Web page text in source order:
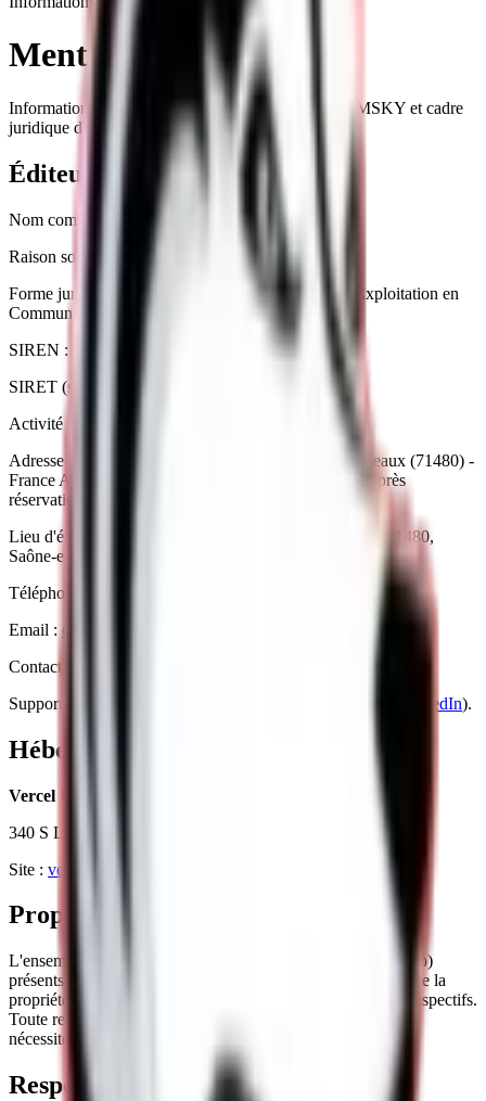
Mentions légales
Informations réglementaires de l'élevage Royal POMSKY et cadre
juridique d'utilisation du site.
Éditeur du site
Nom commercial :
Royal POMSKY
Raison sociale :
ELEVAGE ROYAL
Forme juridique :
GAEC (Groupement Agricole d'Exploitation en
Commun)
SIREN :
SIRET (siège) :
Activité :
Élevage d'autres animaux (APE 01.49Z)
Adresse du siège : Commune de Dommartin-lès-Cuiseaux (71480) -
France Adresse complète communiquée uniquement après
réservation.
Lieu d'élevage et de visites :
71480,
Saône-et-Loire (71)
Téléphone :
Email : elevageroyalpomsky@gmail.com
Contact privilégié pour toute demande légale ou éditoriale.
Support technique bénévole : Stéphane Malho (
LinkedIn).
Hébergement
Vercel Inc.
340 S Lemon Ave #4133, Walnut, CA 91789, États-Unis
Site : vercel.com
Propriété intellectuelle
L'ensemble des contenus (textes, photographies, visuels, logo)
présents sur ce site est protégé par le droit d'auteur et demeure la
propriété exclusive d'Royal POMSKY ou de leurs auteurs respectifs.
Toute reproduction, adaptation ou diffusion, même partielle,
nécessite une autorisation écrite préalable.
Responsabilité et informations